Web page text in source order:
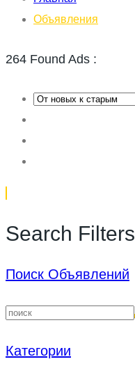
Объявления
264 Found Ads :
Search Filters
Поиск Объявлений
Категории